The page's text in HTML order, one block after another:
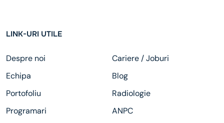
LINK-URI UTILE
Despre noi
Cariere / Joburi
Echipa
Blog
Portofoliu
Radiologie
Programari
ANPC